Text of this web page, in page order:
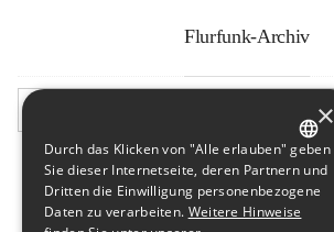
Flurfunk-Archiv
GERMAN
ENGLISH
×
Durch das Klicken von "Alle erlauben" geben
Sie dieser Internetseite, deren Partnern und
Dritten die Einwilligung personenbezogene
Daten zu verarbeiten. Weitere Hinweise